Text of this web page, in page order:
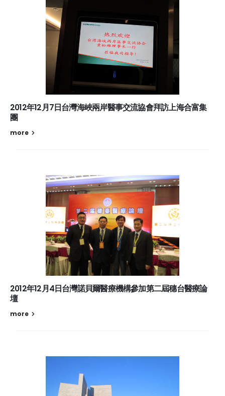
2012年12月7日台灣海峽兩岸醫事交流協會拜訪上海合富集
團
more
2012年12月4日台灣諾貝爾醫療機構參加第二屆穗台醫療論
壇
more